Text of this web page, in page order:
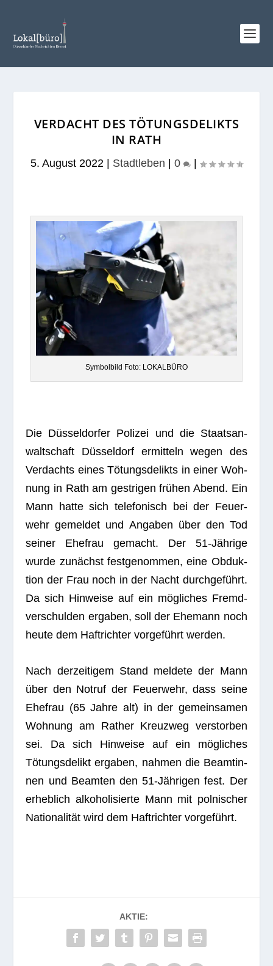
VERDACHT DES TÖTUNGSDELIKTS
IN RATH
5. August 2022 Stadtleben 0
Sym­bol­bild Foto: LOKALBÜRO
Die Düs­sel­dor­fer Poli­zei und die Staats­an­
walt­schaft Düs­sel­dorf ermit­teln wegen des
Ver­dachts eines Tötungs­de­likts in einer Woh­
nung in Rath am gest­ri­gen frü­hen Abend. Ein
Mann hatte sich tele­fo­nisch bei der Feu­er­
wehr gemel­det und Anga­ben über den Tod
sei­ner Ehe­frau gemacht. Der 51-Jäh­rige
wurde zunächst fest­ge­nom­men, eine Obduk­
tion der Frau noch in der Nacht durch­ge­führt.
Da sich Hin­weise auf ein mög­li­ches Fremd­
ver­schul­den erga­ben, soll der Ehe­mann noch
heute dem Haft­rich­ter vor­ge­führt werden.
Nach der­zei­ti­gem Stand mel­dete der Mann
über den Not­ruf der Feu­er­wehr, dass seine
Ehe­frau (65 Jahre alt) in der gemein­sa­men
Woh­nung am Rather Kreuz­weg ver­stor­ben
sei. Da sich Hin­weise auf ein mög­li­ches
Tötungs­de­likt erga­ben, nah­men die Beam­tin­
nen und Beam­ten den 51-Jäh­ri­gen fest. Der
erheb­lich alko­ho­li­sierte Mann mit pol­ni­scher
Natio­na­li­tät wird dem Haft­rich­ter vorgeführt.
AKTIE: